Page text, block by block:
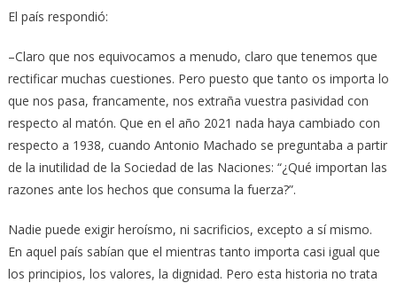
El país respondió:
–Claro que nos equivocamos a menudo, claro que tenemos que
rectificar muchas cuestiones. Pero puesto que tanto os importa lo
que nos pasa, francamente, nos extraña vuestra pasividad con
respecto al matón. Que en el año 2021 nada haya cambiado con
respecto a 1938, cuando Antonio Machado se preguntaba a partir
de la inutilidad de la Sociedad de las Naciones: “¿Qué importan las
razones ante los hechos que consuma la fuerza?”.
Nadie puede exigir heroísmo, ni sacrificios, excepto a sí mismo.
En aquel país sabían que el mientras tanto importa casi igual que
los principios, los valores, la dignidad. Pero esta historia no trata